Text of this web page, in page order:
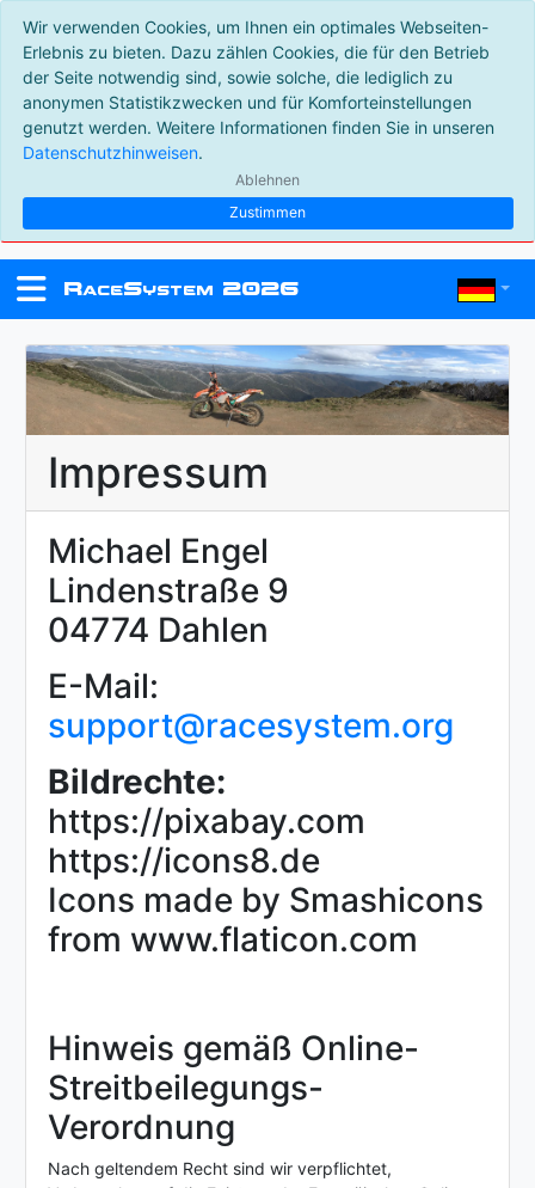
Wir verwenden Cookies, um Ihnen ein optimales Webseiten-
Erlebnis zu bieten. Dazu zählen Cookies, die für den Betrieb
der Seite notwendig sind, sowie solche, die lediglich zu
anonymen Statistikzwecken und für Komforteinstellungen
genutzt werden. Weitere Informationen finden Sie in unseren
Datenschutzhinweisen.
Ablehnen
Zustimmen
RaceSystem 2026
Impressum
Michael Engel
Lindenstraße 9
04774 Dahlen
E-Mail:
support@racesystem.org
Bildrechte:
https://pixabay.com
https://icons8.de
Icons made by Smashicons
from www.flaticon.com
Hinweis gemäß Online-
Streitbeilegungs-
Verordnung
Nach geltendem Recht sind wir verpflichtet,